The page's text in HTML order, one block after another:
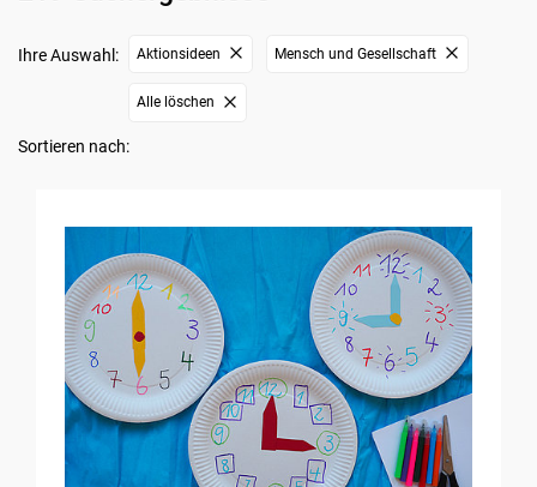
Ihre Auswahl: Aktionsideen Mensch und Gesellschaft
Alle löschen
Sortieren nach: